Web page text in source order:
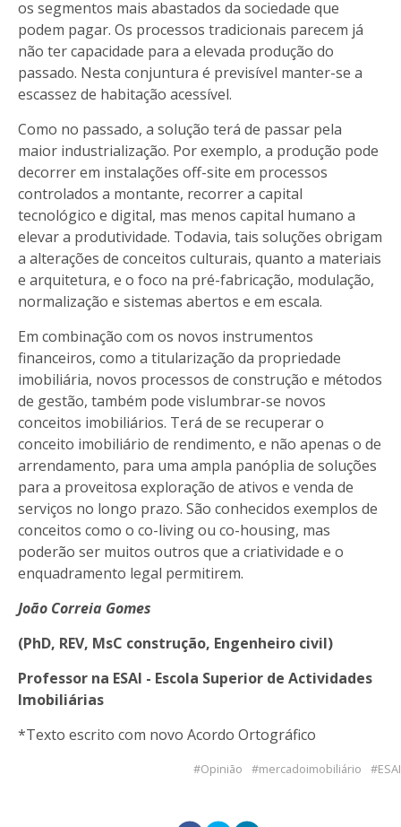
os segmentos mais abastados da sociedade que
podem pagar. Os processos tradicionais parecem já
não ter capacidade para a elevada produção do
passado. Nesta conjuntura é previsível manter-se a
escassez de habitação acessível.
Como no passado, a solução terá de passar pela
maior industrialização. Por exemplo, a produção pode
decorrer em instalações off-site em processos
controlados a montante, recorrer a capital
tecnológico e digital, mas menos capital humano a
elevar a produtividade. Todavia, tais soluções obrigam
a alterações de conceitos culturais, quanto a materiais
e arquitetura, e o foco na pré-fabricação, modulação,
normalização e sistemas abertos e em escala.
Em combinação com os novos instrumentos
financeiros, como a titularização da propriedade
imobiliária, novos processos de construção e métodos
de gestão, também pode vislumbrar-se novos
conceitos imobiliários. Terá de se recuperar o
conceito imobiliário de rendimento, e não apenas o de
arrendamento, para uma ampla panóplia de soluções
para a proveitosa exploração de ativos e venda de
serviços no longo prazo. São conhecidos exemplos de
conceitos como o co-living ou co-housing, mas
poderão ser muitos outros que a criatividade e o
enquadramento legal permitirem.
João Correia Gomes
(PhD, REV, MsC construção, Engenheiro civil)
Professor na ESAI - Escola Superior de Actividades
Imobiliárias
*Texto escrito com novo Acordo Ortográfico
Opinião mercadoimobiliário ESAI